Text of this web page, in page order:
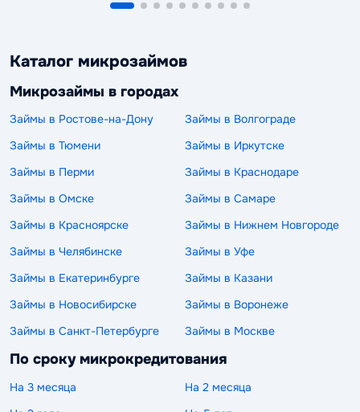
Каталог микрозаймов
Микрозаймы в городах
Займы в Ростове-на-Дону
Займы в Волгограде
Займы в Тюмени
Займы в Иркутске
Займы в Перми
Займы в Краснодаре
Займы в Омске
Займы в Самаре
Займы в Красноярске
Займы в Нижнем Новгороде
Займы в Челябинске
Займы в Уфе
Займы в Екатеринбурге
Займы в Казани
Займы в Новосибирске
Займы в Воронеже
Займы в Санкт-Петербурге
Займы в Москве
По сроку микрокредитования
На 3 месяца
На 2 месяца